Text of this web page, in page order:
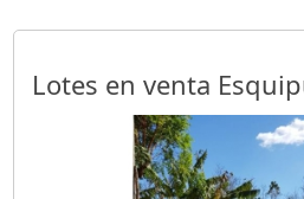
Lotes en venta